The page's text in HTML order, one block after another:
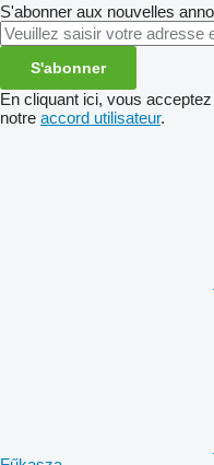
S'abonner aux nouvelles
S'abonner
En cliquant ici, vous
notre accord utilisateur.